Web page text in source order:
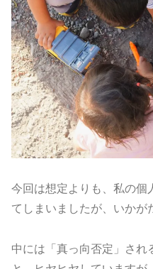
今回は想定よりも、私の個
てしまいましたが、いかが
中には「真っ向否定」され